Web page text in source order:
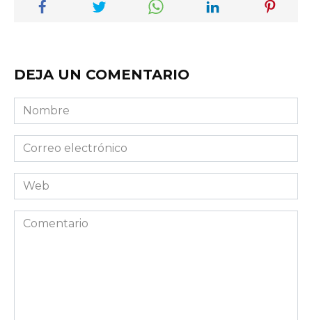
DEJA UN COMENTARIO
Nombre
Correo
electrónico
Web
Comentario